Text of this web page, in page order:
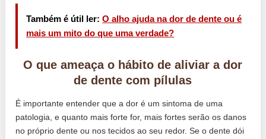
Também é útil ler:O alho ajuda na dor de dente ou é
mais um mito do que uma verdade?
O que ameaça o hábito de aliviar a dor
de dente com pílulas
É importante entender que a dor é um sintoma de uma
patologia, e quanto mais forte for, mais fortes serão os danos
no próprio dente ou nos tecidos ao seu redor. Se o dente dói